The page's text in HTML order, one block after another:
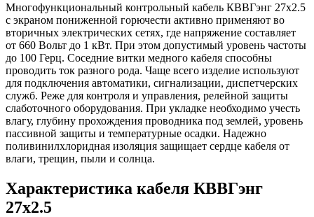
Многофункциональный контрольный кабель КВВГэнг 27х2.5
с экраном пониженной горючести активно применяют во
вторичных электрических сетях, где напряжение составляет
от 660 Вольт до 1 кВт. При этом допустимый уровень частоты
до 100 Герц. Соседние витки медного кабеля способны
проводить ток разного рода. Чаще всего изделие используют
для подключения автоматики, сигнализации, диспетчерских
служб. Реже для контроля и управления, релейной защиты
слаботочного оборудования. При укладке необходимо учесть
влагу, глубину прохождения проводника под землей, уровень
пассивной защиты и температурные осадки. Надежно
поливинилхлоридная изоляция защищает сердце кабеля от
влаги, трещин, пыли и солнца.
Характеристика кабеля КВВГэнг
27х2.5